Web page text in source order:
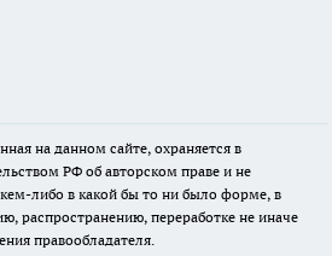
на данном сайте, охраняется в
РФ об авторском праве и не
либо в какой бы то ни было форме, в
распространению, переработке не иначе
правообладателя.